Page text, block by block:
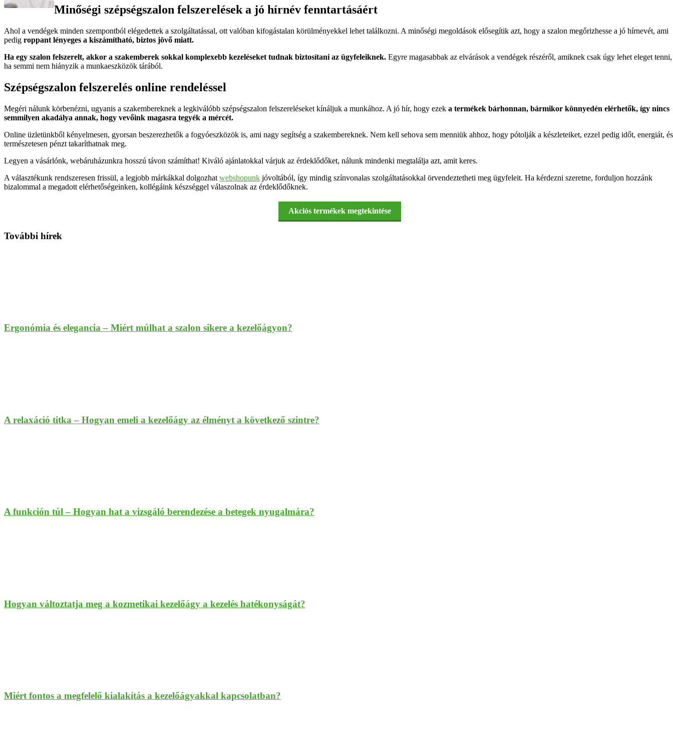
Minőségi szépségszalon felszerelések a jó hírnév fenntartásáért
Ahol a vendégek minden szempontból elégedettek a szolgáltatással, ott valóban kifogástalan körülményekkel lehet találkozni. A minőségi megoldások elősegítik azt, hogy a szalon megőrizhesse a jó hírnevét, ami
pedig roppant lényeges a kiszámítható, biztos jövő miatt.
Ha egy szalon felszerelt, akkor a szakemberek sokkal komplexebb kezeléseket tudnak biztosítani az ügyfeleiknek. Egyre magasabbak az elvárások a vendégek részéről, amiknek csak úgy lehet eleget tenni,
ha semmi nem hiányzik a munkaeszközök tárából.
Szépségszalon felszerelés online rendeléssel
Megéri nálunk körbenézni, ugyanis a szakembereknek a legkiválóbb szépségszalon felszereléseket kínáljuk a munkához. A jó hír, hogy ezek a termékek bárhonnan, bármikor könnyedén elérhetők, így nincs
semmilyen akadálya annak, hogy vevőink magasra tegyék a mércét.
Online üzletünkből kényelmesen, gyorsan beszerezhetők a fogyóeszközök is, ami nagy segítség a szakembereknek. Nem kell sehova sem menniük ahhoz, hogy pótolják a készleteiket, ezzel pedig időt, energiát, és
természetesen pénzt takaríthatnak meg.
Legyen a vásárlónk, webáruházunkra hosszú távon számíthat! Kiváló ajánlatokkal várjuk az érdeklődőket, nálunk mindenki megtalálja azt, amit keres.
A választékunk rendszeresen frissül, a legjobb márkákkal dolgozhat webshopunk jóvoltából, így mindig színvonalas szolgáltatásokkal örvendeztetheti meg ügyfeleit. Ha kérdezni szeretne, forduljon hozzánk
bizalommal a megadott elérhetőségeinken, kollégáink készséggel válaszolnak az érdeklődőknek.
Akciós termékek megtekintése
További hírek
Ergonómia és elegancia – Miért múlhat a szalon sikere a kezelőágyon?
A relaxáció titka – Hogyan emeli a kezelőágy az élményt a következő szintre?
A funkción túl – Hogyan hat a vizsgáló berendezése a betegek nyugalmára?
Hogyan változtatja meg a kozmetikai kezelőágy a kezelés hatékonyságát?
Miért fontos a megfelelő kialakítás a kezelőágyakkal kapcsolatban?